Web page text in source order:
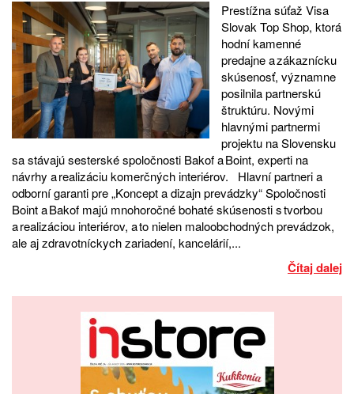
Prestížna súťaž Visa
Slovak Top Shop, ktorá
hodní kamenné
predajne a zákaznícku
skúsenosť, významne
posilnila partnerskú
štruktúru. Novými
hlavnými partnermi
projektu na Slovensku
sa stávajú sesterské spoločnosti Bakof a Boint, experti na
návrhy a realizáciu komerčných interiérov. Hlavní partneri a
odborní garanti pre „Koncept a dizajn prevádzky“ Spoločnosti
Boint a Bakof majú mnohoročné bohaté skúsenosti s tvorbou
a realizáciou interiérov, a to nielen maloobchodných prevádzok,
ale aj zdravotníckych zariadení, kancelárií,...
Čítaj dalej